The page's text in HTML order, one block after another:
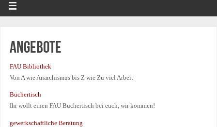
Angebote
FAU Bibliothek
Von A wie Anarchismus bis Z wie Zu viel Arbeit
Büchertisch
Ihr wollt einen FAU Büchertisch bei euch, wir kommen!
gewerkschaftliche Beratung